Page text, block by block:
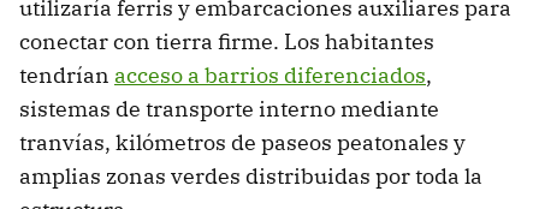
utilizaría ferris y embarcaciones auxiliares para
conectar con tierra firme. Los habitantes
tendrían acceso a barrios diferenciados,
sistemas de transporte interno mediante
tranvías, kilómetros de paseos peatonales y
amplias zonas verdes distribuidas por toda la